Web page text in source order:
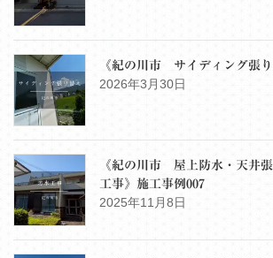
《紀の川市 サイディング張
2026年3月30日
《紀の川市 屋上防水・天井
工事》施工事例007
2025年11月8日